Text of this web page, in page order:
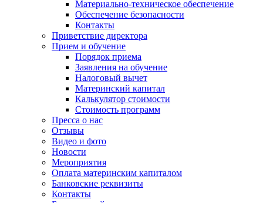
Материально-техническое обеспечение
Обеспечение безопасности
Контакты
Приветствие директора
Прием и обучение
Порядок приема
Заявления на обучение
Налоговый вычет
Материнский капитал
Калькулятор стоимости
Стоимость программ
Пресса о нас
Отзывы
Видео и фото
Новости
Мероприятия
Оплата материнским капиталом
Банковские реквизиты
Контакты